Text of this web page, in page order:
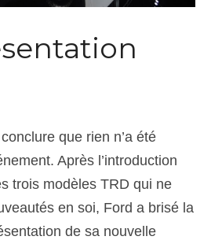
que rien n’a été
Après l’introduction
trois modèles TRD qui ne
en soi, Ford a brisé la
de sa nouvelle